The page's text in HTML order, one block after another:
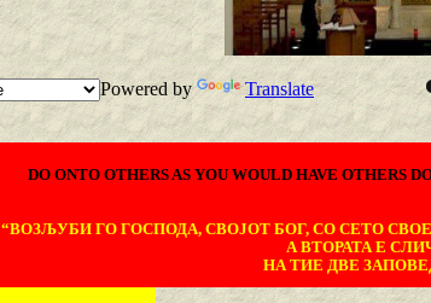
Powered by Translate
DO ONTO OTHERS AS YOU WOULD HAVE OTHERS
“ВОЗЉУБИ ГО ГОСПОДА, СВОЈОТ БОГ, СО СЕТО
А ВТОРАТА Е
НА ТИЕ ДВЕ